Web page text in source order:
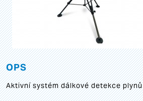
OPS
Aktivní systém dálkové detekce plynů